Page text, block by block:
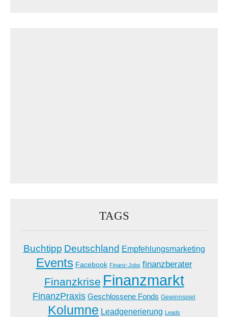
TAGS
Buchtipp Deutschland Empfehlungsmarketing
Events Facebook Finanz-Jobs finanzberater
Finanzkrise Finanzmarkt
FinanzPraxis Geschlossene Fonds Gewinnspiel
Kolumne Leadgenerierung Leads